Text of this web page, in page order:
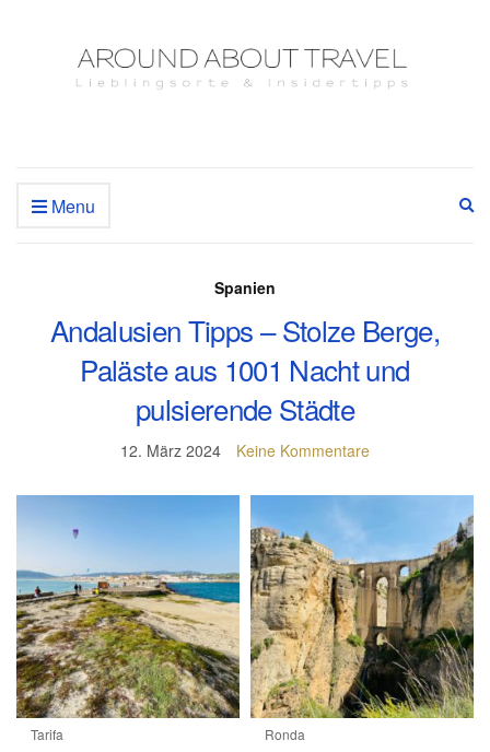
Menu
Spanien
Andalusien Tipps – Stolze Berge,
Paläste aus 1001 Nacht und
pulsierende Städte
12. März 2024 Keine Kommentare
Tarifa Ronda